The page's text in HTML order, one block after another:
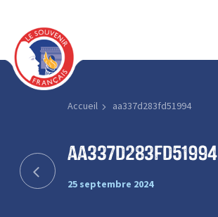
Accueil aa337d283fd51994
aa337d283fd51994
25 septembre 2024